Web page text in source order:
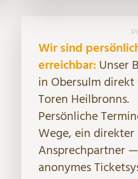
Wir sind
erreichbar:Unser
in Obersulm
Toren Heilbronns.
Persönliche
Wege, ein direkter
Ansprechpartner
anonymes